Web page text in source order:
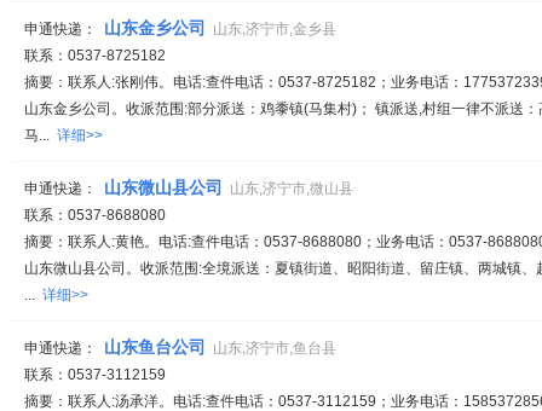
申通快递： 山东金乡公司
山东,济宁市,金乡县
联系：0537-8725182
摘要：联系人:张刚伟。电话:查件电话：0537-8725182；业务电话：
山东金乡公司。收派范围:部分派送：鸡黍镇(马集村)； 镇派送,村组一律不派送
马... 详细>>
申通快递： 山东微山县公司
山东,济宁市,微山县
联系：0537-8688080
摘要：联系人:黄艳。电话:查件电话：0537-8688080；业务电话：0537-
山东微山县公司。收派范围:全境派送：夏镇街道、昭阳街道、留庄镇、两城镇
... 详细>>
申通快递： 山东鱼台公司
山东,济宁市,鱼台县
联系：0537-3112159
摘要：联系人:汤承洋。电话:查件电话：0537-3112159；业务电话：